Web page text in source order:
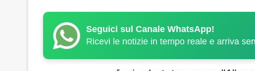
Seguici sul Canale WhatsApp!
Ricevi le notizie in tempo reale e arriva